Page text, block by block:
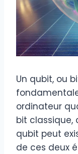
Un qubit, ou
ordinateur
bit classique,
qubit peut
de ces deux